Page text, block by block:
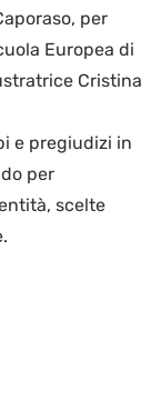
per
Europea di
Cristina
e pregiudizi in
per
scelte